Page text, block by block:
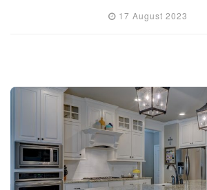
17 August 2023